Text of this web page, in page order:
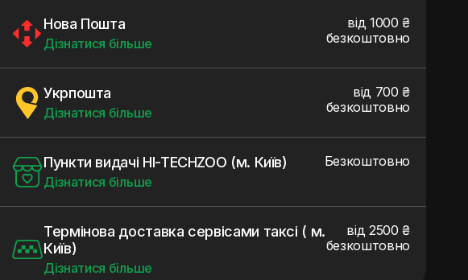
Нова Пошта
Дізнатися більше
від 1000 ₴
безкоштовно
Укрпошта
Дізнатися більше
від 700 ₴
безкоштовно
Пункти видачі HI-TECHZOO (м. Київ)
Дізнатися більше
Безкоштовно
Термінова доставка сервісами таксі ( м.
Київ)
Дізнатися більше
від 2500 ₴
безкоштовно